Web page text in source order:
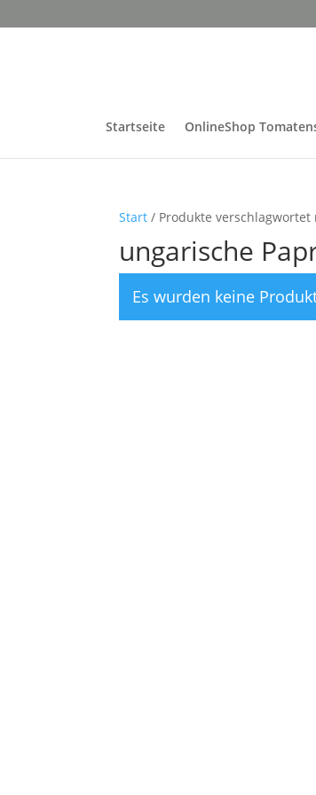
Startseite OnlineShop
Start / Produkte verschlagwortet
ungarische
Es wurden keine